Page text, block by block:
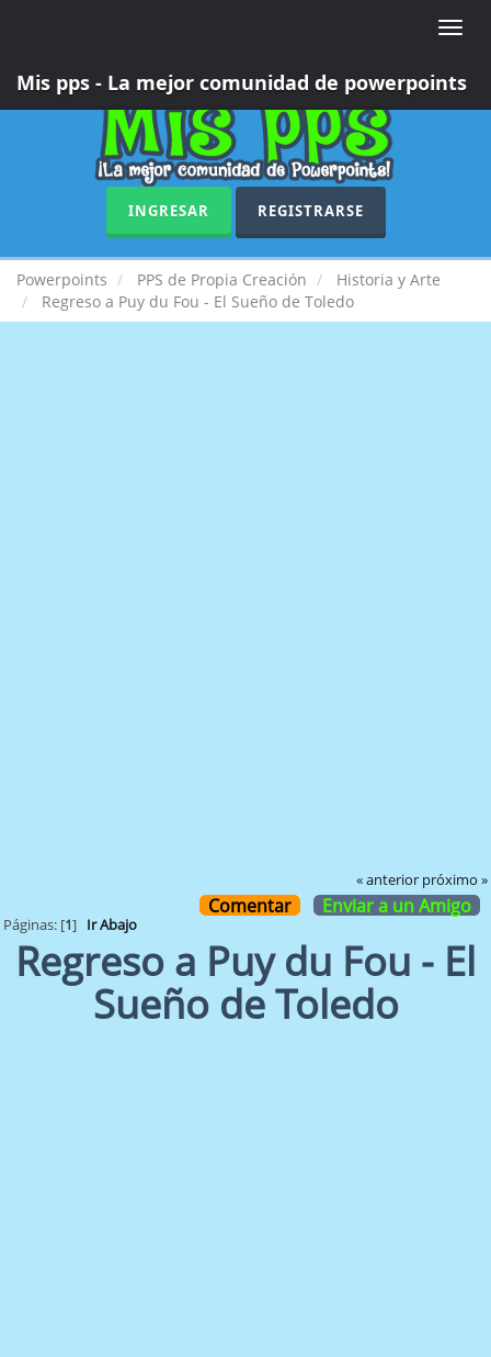
Toggle
Mis pps - La mejor comunidad de powerpoints
INGRESAR REGISTRARSE
Powerpoints PPS de Propia Creación
Historia y Arte
Regreso a Puy du Fou - El Sueño de Toledo
« anterior próximo »
Comentar Enviar a un Amigo
Páginas: [1] Ir Abajo
Regreso a Puy du Fou - El
Sueño de Toledo